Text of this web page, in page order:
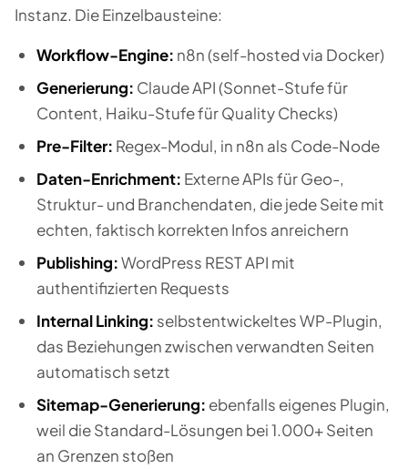
Instanz. Die Einzelbausteine:
Workflow-Engine: n8n (self-hosted via Docker)
Generierung: Claude API (Sonnet-Stufe für
Content, Haiku-Stufe für Quality Checks)
Pre-Filter: Regex-Modul, in n8n als Code-Node
Daten-Enrichment: Externe APIs für Geo-,
Struktur- und Branchendaten, die jede Seite mit
echten, faktisch korrekten Infos anreichern
Publishing:WordPress REST API mit
authentifizierten Requests
Internal Linking: selbstentwickeltes WP-Plugin,
das Beziehungen zwischen verwandten Seiten
automatisch setzt
Sitemap-Generierung: ebenfalls eigenes Plugin,
weil die Standard-Lösungen bei 1.000+ Seiten
an Grenzen stoßen